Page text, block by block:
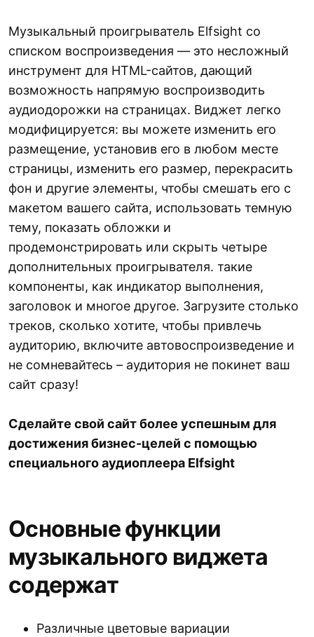
Музыкальный проигрыватель Elfsight со
списком воспроизведения — это несложный
инструмент для HTML-сайтов, дающий
возможность напрямую воспроизводить
аудиодорожки на страницах. Виджет легко
модифицируется: вы можете изменить его
размещение, установив его в любом месте
страницы, изменить его размер, перекрасить
фон и другие элементы, чтобы смешать его с
макетом вашего сайта, использовать темную
тему, показать обложки и
продемонстрировать или скрыть четыре
дополнительных проигрывателя. такие
компоненты, как индикатор выполнения,
заголовок и многое другое. Загрузите столько
треков, сколько хотите, чтобы привлечь
аудиторию, включите автовоспроизведение и
не сомневайтесь – аудитория не покинет ваш
сайт сразу!
Сделайте свой сайт более успешным для
достижения бизнес-целей с помощью
специального аудиоплеера Elfsight
Основные функции
музыкального виджета
содержат
Различные цветовые вариации